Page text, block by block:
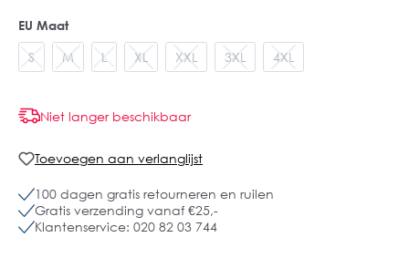
EU Maat
S M L XL XXL 3XL 4XL
Niet langer beschikbaar
Toevoegen aan verlanglijst
100 dagen gratis retourneren en ruilen
Gratis verzending vanaf €25,-
Klantenservice: 020 82 03 744